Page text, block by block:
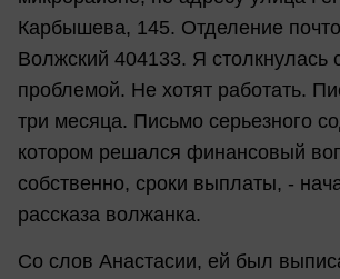
Карбышева, 145. Отделение
Волжский 404133. Я столкнулась
проблемой. Не хотят работать.
три месяца. Письмо серьезного
котором решался финансовый
собственно, сроки выплаты, -
рассказа волжанка.
Со слов Анастасии, ей был